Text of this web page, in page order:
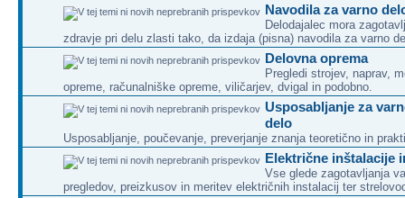
Navodila za varno
Delodajalec mora
zdravje pri delu zlasti tako, da izdaja (pisna) navodila za varno
Delovna oprema
Pregledi strojev, naprav,
opreme, računalniške opreme, viličarjev, dvigal in podobno.
Usposabljanje za
delo
Usposabljanje, poučevanje, preverjanje znanja teoretično in
Električne inštalacije
Vse glede zagotavljanja
pregledov, preizkusov in meritev električnih instalacij ter